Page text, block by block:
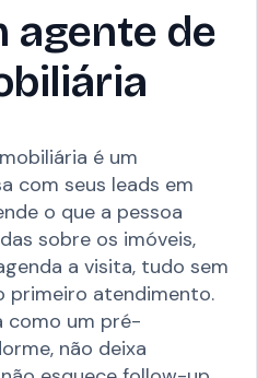
agente de
é um
com seus leads em
o que a pessoa
sobre os imóveis,
a visita, tudo sem
primeiro atendimento.
como um pré-
não deixa